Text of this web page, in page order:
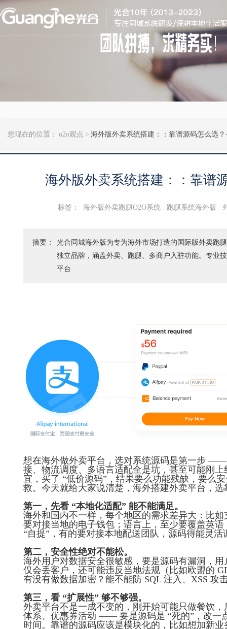
您现在的位置： o2o观点 > 海外版外卖系统搭建：​：靠谱源码怎么选
海外版外卖系统搭建：​：靠谱
标签： 海外版外卖跑腿O2O系统 跑腿系统海外版
摘要：
光合同城海外版为专为海外市场打造的国际版外卖跑
独立品牌，涵盖外卖、跑腿、多商户入驻功能。专业
平台
想在海外做外卖平台，选对系统源码是第一步
接、物流调度、多语言适配全是坑，甚至可能刚
宜，买了 “低价源码”，结果要么功能残缺，要么
救。今天就给大家说清楚，海外搭建外卖平台，
第一，先看 “本地化适配” 能不能满足。
海外和国内不一样，每个地区的需求差异大：比如
要对接当地的电子钱包；语言上，至少要覆盖英
“自提”，有的要对接本地配送团队，源码得能灵
第二，安全性绝对不能松。
海外用户对数据安全很敏感，要是源码有漏洞，
仅会丢客户，还可能违反当地法规（比如欧盟的
有没有做数据加密？能不能防 SQL 注入、XSS 攻
第三，看 “扩展性” 够不够强。
外卖平台不是一成不变的，刚开始可能只做餐饮
体系、优惠券活动 —— 要是源码是 “死的”，改一
时间。靠谱的源码应该是模块化的，比如想加新